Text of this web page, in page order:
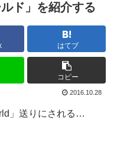
ド」を紹介する
はてブ
コピー
2016.10.28
」送りにされる…